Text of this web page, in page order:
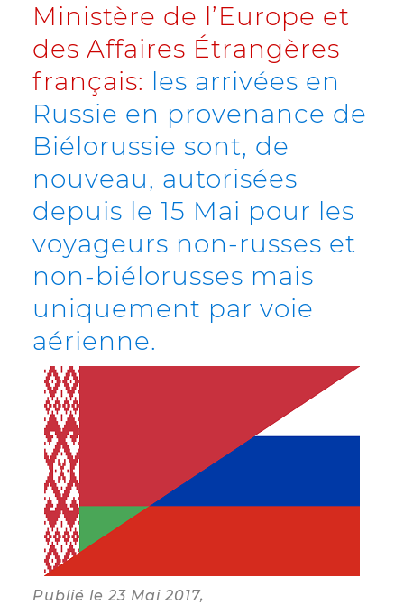
Ministère de l’Europe et
des Affaires Étrangères
français: les arrivées en
Russie en provenance de
Biélorussie sont, de
nouveau, autorisées
depuis le 15 Mai pour les
voyageurs non-russes et
non-biélorusses mais
uniquement par voie
aérienne.
Publié le 23 Mai 2017,